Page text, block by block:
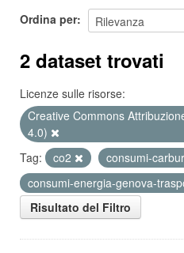
Ordina per
2 dataset trovati
Licenze sulle risorse:
Creative Commons
4.0)
Tag:
co2
consumi-
consumi-energia-genova-
Risultato del Filtro